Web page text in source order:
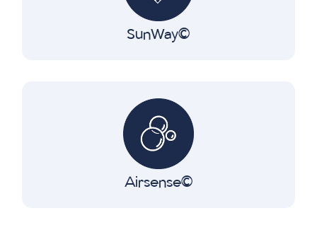
SunWay∂
Airsense∂